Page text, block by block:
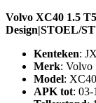
Volvo XC40 1.5
Design|STOEL/
Kenteken:
Merk: Volvo
Model: XC40
APK tot: 03-